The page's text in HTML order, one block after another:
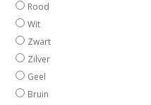
Rood
Wit
Zwart
Zilver
Geel
Bruin